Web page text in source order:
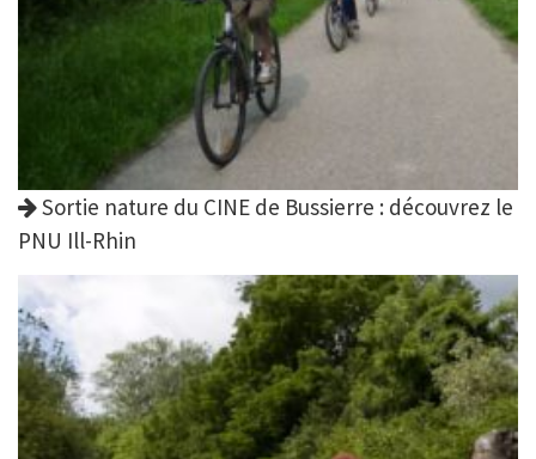
Sortie nature du CINE de Bussierre : découvrez le
PNU Ill-Rhin